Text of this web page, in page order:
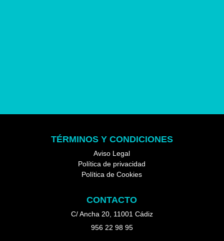
TÉRMINOS Y CONDICIONES
Aviso Legal
Política de privacidad
Política de Cookies
CONTACTO
C/ Ancha 20, 11001 Cádiz
956 22 98 95